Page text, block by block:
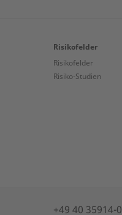
Risikofelder
Risikofelder
Risiko-Studien
+49 40 35914-0